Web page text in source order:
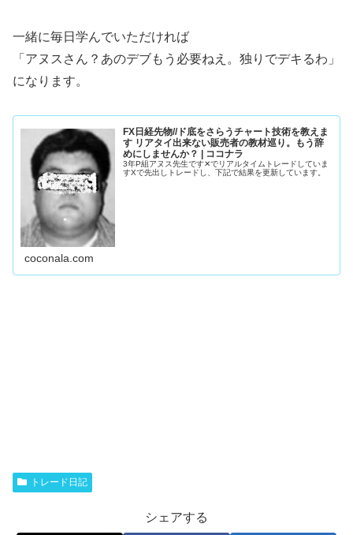
一緒に毎日学んでいただければ
「アヌスさん？あのデブもう必要ねえ。独りでデキるわ」
になります。
FX日経先物//ド底をさらうチャート技術を教えま
す リアタイ出来ない販売者の教材巡り。もう辞
めにしませんか？ | ココナラ
3年P組アヌス先生です✕でリアルタイムトレードしていま
すXで先出しトレードし、下記で結果を更新しています。
coconala.com
トレード日記
シェアする